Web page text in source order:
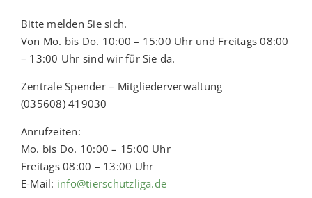
Bitte melden Sie sich.
Von Mo. bis Do. 10:00 – 15:00 Uhr und Freitags 08:00
– 13:00 Uhr sind wir für Sie da.
Zentrale Spender – Mitgliederverwaltung
(035608) 419030
Anrufzeiten:
Mo. bis Do. 10:00 – 15:00 Uhr
Freitags 08:00 – 13:00 Uhr
E-Mail: info@tierschutzliga.de